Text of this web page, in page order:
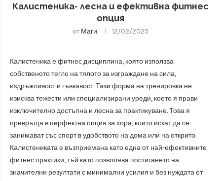
Калистеника- лесна и ефективна фитнес
опция
от Маги 12/02/2025
Калистеника е фитнес дисциплина, която използва
собственото тегло на тялото за изграждане на сила,
издръжливост и гъвкавост. Тази форма на тренировка не
изисква тежести или специализирани уреди, което я прави
изключително достъпна и лесна за практикуване. Това я
превръща в перфектна опция за хора, които искат да се
занимават със спорт в удобството на дома или на открито.
Калистениката е възприемана като една от най-ефективните
фитнес практики, тъй като позволява постигането на
значителни резултати с минимални усилия и без нуждата от